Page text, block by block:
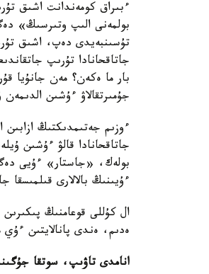
ءبىراق كومەندانت اشىق
بولمەنى الىپ وتىرسىڭ»
تۇسىنبەيدى دەپ، اشىق
جاتاقحانادا تۇرىپ
بار ما ەكەن؟ مەن جانۇيا
جۇمىرتقالاۋ ءۇشىن
ءوزىم جەتىمدىكتىڭ ازابىن
جاتاقحانادا قالۋ ءۇشىن
بولەك، «جاستار» ءۇيى
ءۇيىنىڭ بالالارى
ال كۇللى قوعامنىڭ
ەدىم، ەندى پانالايتىن ءۇي
انامدى تاۋىپ، سوتقا